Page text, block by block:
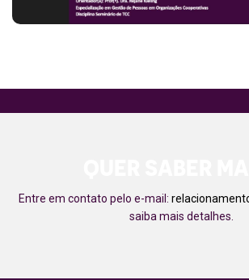
Entre em contato pelo e-mail:
saiba mais detalhes.